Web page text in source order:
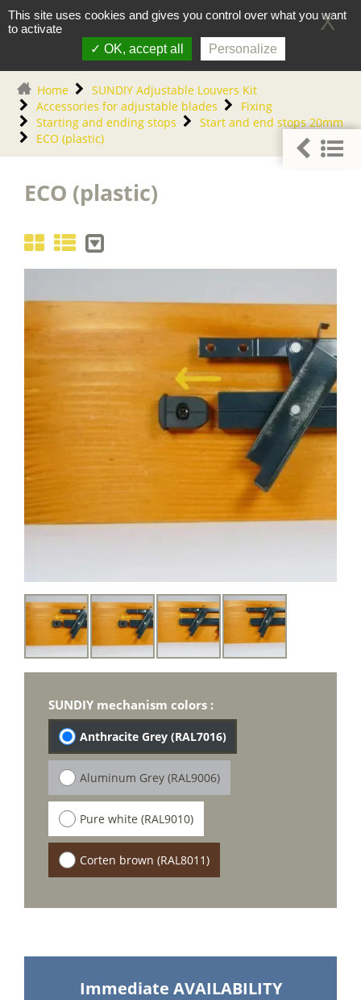
0
Home
SUNDIY Adjustable Louvers Kit
Accessories for adjustable blades
Fixing
Starting and ending stops
Start and end stops 20mm
ECO (plastic)
ECO (plastic)
Immediate AVAILABILITY
SUNDIY mechanism colors :
Anthracite Grey (RAL7016)
Aluminum Grey (RAL9006)
Pure white (RAL9010)
Corten brown (RAL8011)
Cookies management panel
This site uses cookies and gives you control over what you want
to activate
OK, accept all
Personalize
X